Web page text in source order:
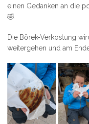
einen Gedanken an die
🤣.
Die Börek-Verkostung
weitergehen und am